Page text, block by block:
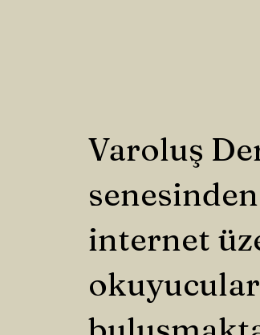
Varoluş
internet